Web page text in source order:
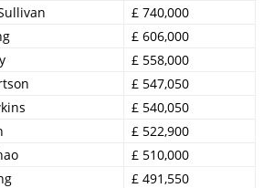
£ 740,000
£ 606,000
£ 558,000
£ 547,050
£ 540,050
£ 522,900
£ 510,000
£ 491,550